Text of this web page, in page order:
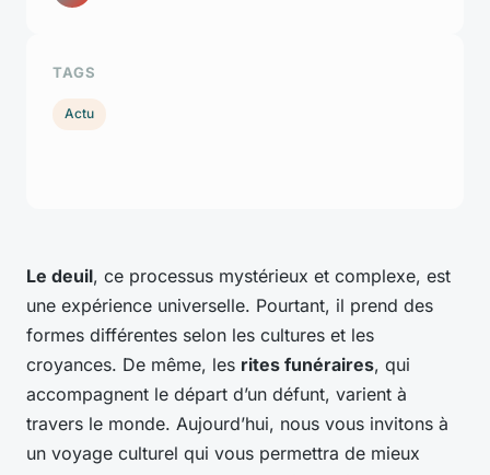
Le deuil, ce processus mystérieux et complexe, est
une expérience universelle. Pourtant, il prend des
formes différentes selon les cultures et les
croyances. De même, les rites funéraires, qui
accompagnent le départ d’un défunt, varient à
travers le monde. Aujourd’hui, nous vous invitons à
un voyage culturel qui vous permettra de mieux
TAGS
Actu